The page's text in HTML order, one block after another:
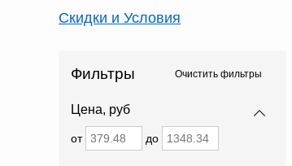
Скидки и Условия
Фильтры Очистить фильтры
Цена, руб
от до